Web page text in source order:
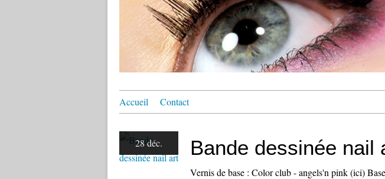
Accueil Contact
28 déc. Bande dessinée nail
Vernis de base : Color club - angels'n pink (ici)